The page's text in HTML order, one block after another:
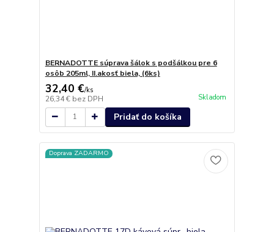
BERNADOTTE súprava šálok s podšálkou pre 6
osôb 205ml, II.akosť biela, (6ks)
32,40 €/ks
26,34 € bez DPH Skladom
Pridať do košíka
Doprava ZADARMO